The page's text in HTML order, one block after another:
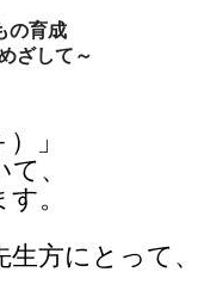
の育成
ざして～
」
、
。
生方にとって